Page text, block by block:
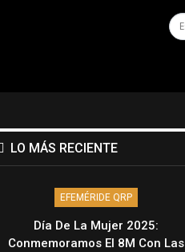
LO MÁS RECIENTE
EFEMÉRIDE QRP
Día De La Mujer 2025:
Conmemoramos El 8M Con Las